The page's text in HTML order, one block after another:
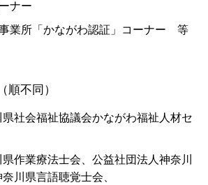
ナー
業所「かながわ認証」コーナー 等
順不同）
社会福祉協議会かながわ福祉人材セ
作業療法士会、公益社団法人神奈川
川県言語聴覚士会、